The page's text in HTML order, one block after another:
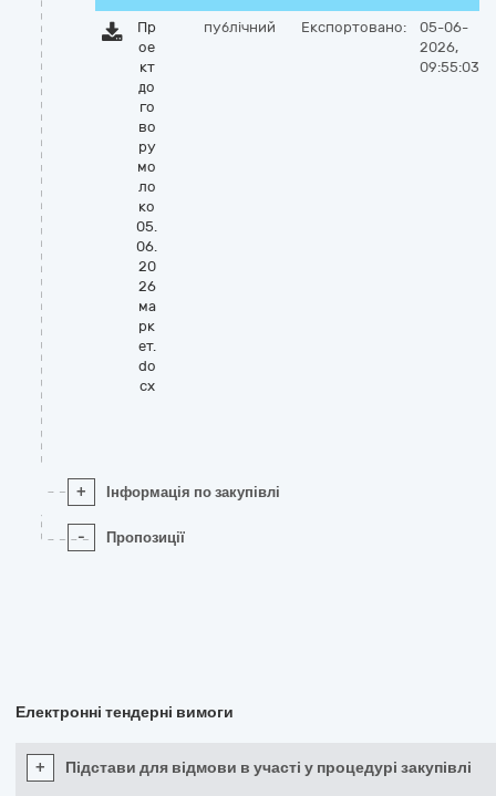
Пр
ое
кт
до
го
во
ру
мо
ло
ко
05.
06.
20
26
ма
рк
ет.
do
cx
публічний Експортовано:
05-06-
2026,
09:55:03
+ Інформація по закупівлі
- Пропозиції
Електронні тендерні вимоги
+ Підстави для відмови в участі у процедурі закупівлі